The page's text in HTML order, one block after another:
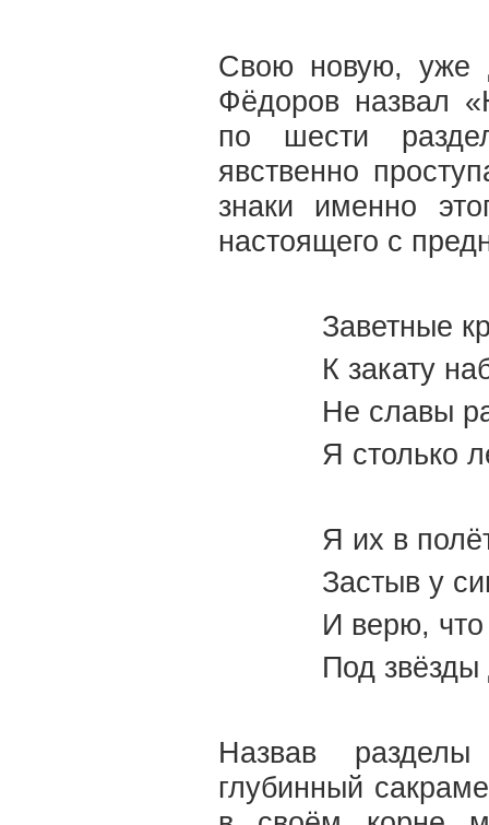
Свою новую, уже
Фёдоров назвал
по шести
явственно
знаки именно
настоящего с
Заветные
К закату
Не славы
Я столько
Я их в
Застыв у
И верю,
Под
Назвав разделы
глубинный